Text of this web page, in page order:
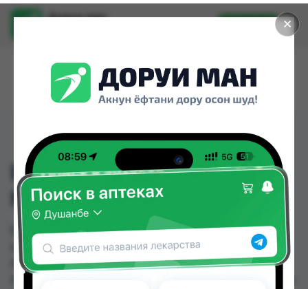
✕
Доруи ман
Установить
БЕТАСЕРК ТБ 24МГ
№60
БЕТАСЕРК ТБ 24МГ №60 можно купить или
заказать в аптеках, Абубакри Карим, Авиценна,
АЗИЗ ВАКО , Алишер-К, Аптека + 24/7, Аптека